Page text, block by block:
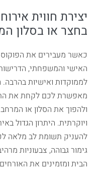
יצירת חווית
בחצר או בסלון
כאשר מעבירים את
האישי והמשפחתי,
לממוקדות ואישיות בהרבה.
מאפשרת לכם לקחת את
ולהפוך את הסלון או
ויוקרתית. היתרון הגדול
להעניק תשומת לב מלאה
גימור גבוהה, צבעוניות
הבית ומזמינים את